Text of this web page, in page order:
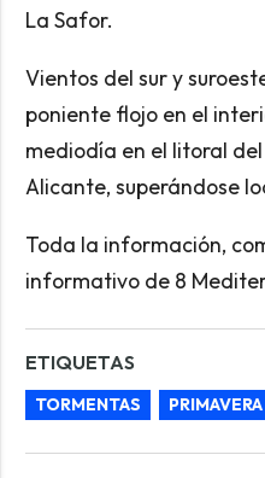
La Safor.
Vientos del sur y
poniente flojo en el
mediodía en el litoral
Alicante, superándose
Toda la información,
informativo de 8
ETIQUETAS
TORMENTAS PRIMAVERA